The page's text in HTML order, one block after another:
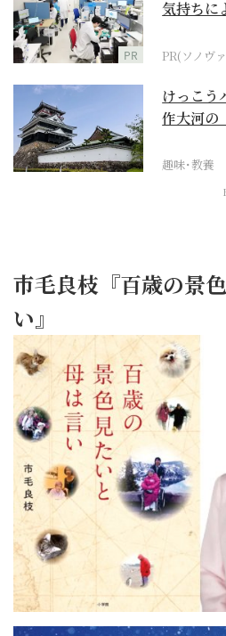
PR
気持ちに
PR(ソノヴ
けっこう
作大河の
趣味･教養
市毛良枝『百歳の景
い』